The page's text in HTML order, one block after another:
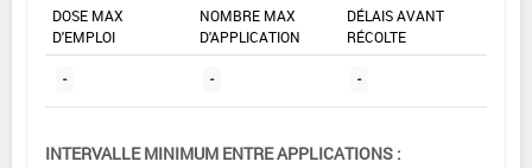
DOSE MAX
D'EMPLOI
NOMBRE MAX
D'APPLICATION
DÉLAIS AVANT
RÉCOLTE
- - -
INTERVALLE MINIMUM ENTRE APPLICATIONS :